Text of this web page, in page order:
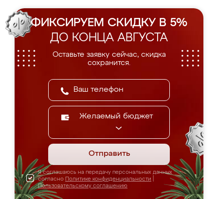
ФИКСИРУЕМ СКИДКУ В 5%
ДО КОНЦА АВГУСТА
Оставьте заявку сейчас, скидка
сохранится.
Желаемый бюджет
Отправить
Я соглашаюсь на передачу персональных данных
согласно Политике конфиденциальности
Пользовательскому соглашению